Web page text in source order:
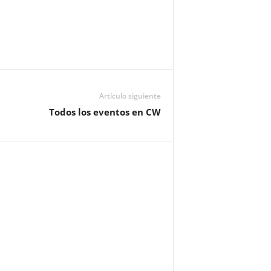
Artículo siguiente
Todos los eventos en CW